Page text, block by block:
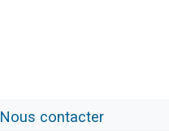
Nous contacter